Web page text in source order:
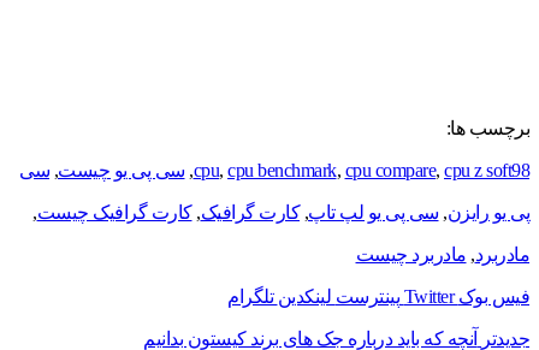
برچسب ها:
cpu, cpu benchmark, cpu compare, cpu z soft98
, سی پی یو چیست, سی
پی یو رایزن, سی پی یو لپ تاپ,کارت گرافیک,کارت گرافیک چیست,
مادربرد, مادربرد چیست
فیس بوک Twitter پینترست لینکدین تلگرام
جدیدتر آنچه که باید درباره جک های برند کیستون بدانیم